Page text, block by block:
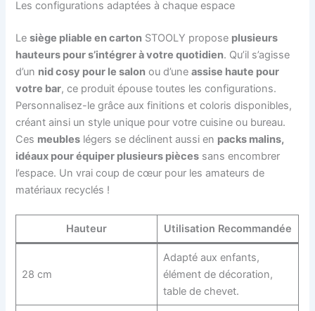
Les configurations adaptées à chaque espace
Lesiège pliable en carton STOOLY propose plusieurs
hauteurs pour s’intégrer à votre quotidien. Qu’il s’agisse
d’un nid cosy pour le salon ou d’uneassise haute pour
votre bar, ce produit épouse toutes les configurations.
Personnalisez-le grâce aux finitions et coloris disponibles,
créant ainsi un style unique pour votre cuisine ou bureau.
Ces meubles légers se déclinent aussi en packs malins,
idéaux pour équiper plusieurs pièces sans encombrer
l’espace. Un vrai coup de cœur pour les amateurs de
matériaux recyclés !
Hauteur Utilisation Recommandée
28 cm
Adapté aux enfants,
élément de décoration,
table de chevet.